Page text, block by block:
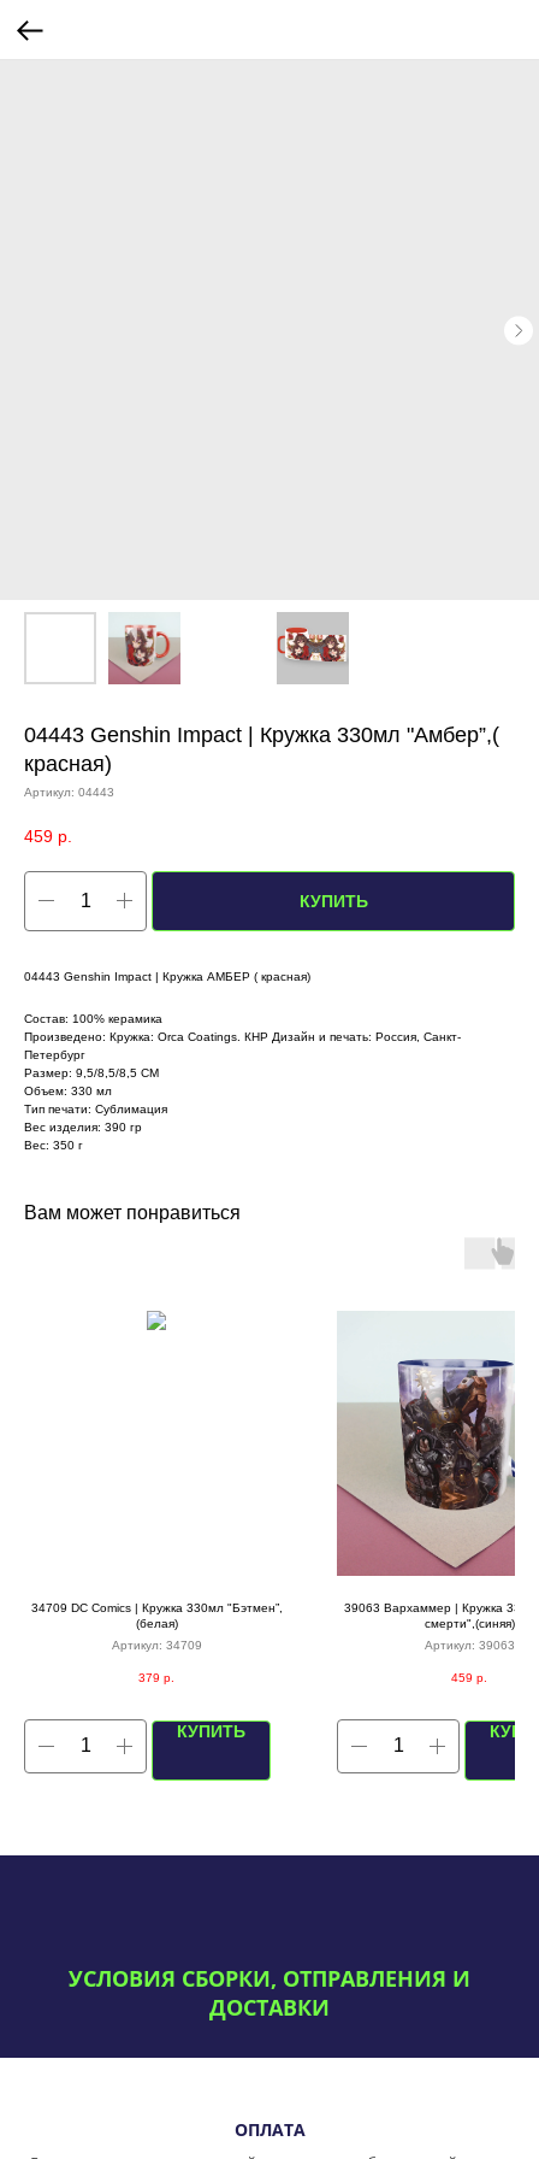
04443 Genshin Impact | Кружка 330мл "Амбер”,(
красная)
Артикул: 04443
459 р.
КУПИТЬ
04443 Genshin Impact | Кружка АМБЕР ( красная)
Состав: 100% керамика
Произведено: Кружка: Orca Coatings. КНР Дизайн и печать: Россия, Санкт-
Петербург
Размер: 9,5/8,5/8,5 СМ
Объем: 330 мл
Тип печати: Сублимация
Вес изделия: 390 гр
Вес: 350 г
Вам может понравиться
34709 DC Comics | Кружка 330мл "Бэтмен”,
(белая)
Артикул: 34709
379 р.
КУПИТЬ
39063 Вархаммер | Кружка
смерти",(синяя)
Артикул: 39063
459 р.
УСЛОВИЯ СБОРКИ, ОТПРАВЛЕНИЯ И
ДОСТАВКИ
ОПЛАТА